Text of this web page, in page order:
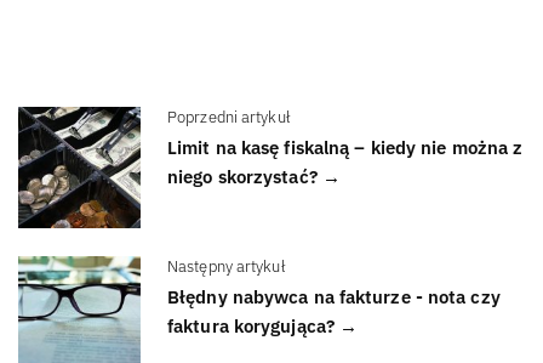
Poprzedni artykuł
Limit na kasę fiskalną – kiedy nie można z
niego skorzystać? →
Następny artykuł
Błędny nabywca na fakturze - nota czy
faktura korygująca? →